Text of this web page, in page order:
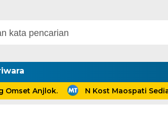
Anjlok. N Kost Maospati Sediakan